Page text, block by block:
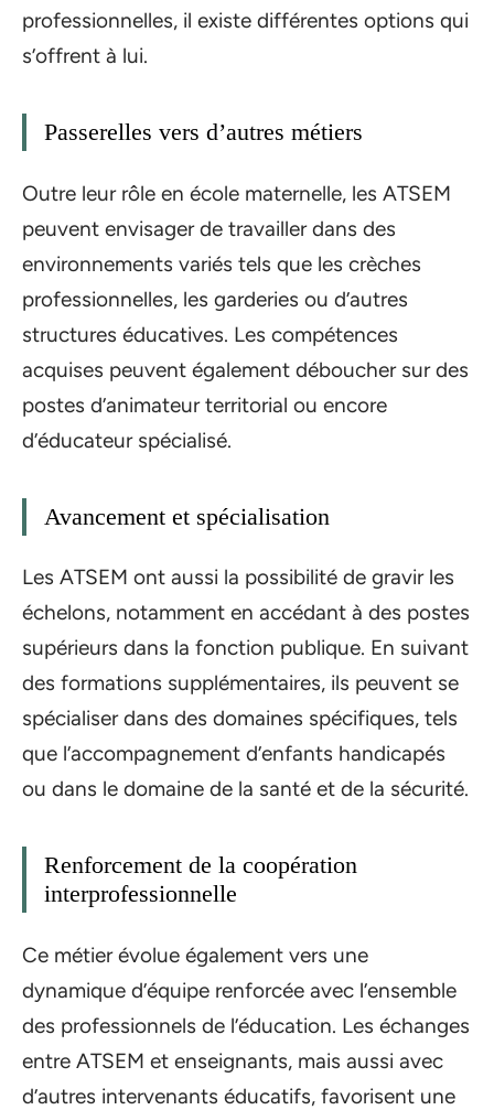
professionnelles, il existe différentes options qui
s’offrent à lui.
Passerelles vers d’autres métiers
Outre leur rôle en école maternelle, les ATSEM
peuvent envisager de travailler dans des
environnements variés tels que les crèches
professionnelles, les garderies ou d’autres
structures éducatives. Les compétences
acquises peuvent également déboucher sur des
postes d’animateur territorial ou encore
d’éducateur spécialisé.
Avancement et spécialisation
Les ATSEM ont aussi la possibilité de gravir les
échelons, notamment en accédant à des postes
supérieurs dans la fonction publique. En suivant
des formations supplémentaires, ils peuvent se
spécialiser dans des domaines spécifiques, tels
que l’accompagnement d’enfants handicapés
ou dans le domaine de la santé et de la sécurité.
Renforcement de la coopération
interprofessionnelle
Ce métier évolue également vers une
dynamique d’équipe renforcée avec l’ensemble
des professionnels de l’éducation. Les échanges
entre ATSEM et enseignants, mais aussi avec
d’autres intervenants éducatifs, favorisent une